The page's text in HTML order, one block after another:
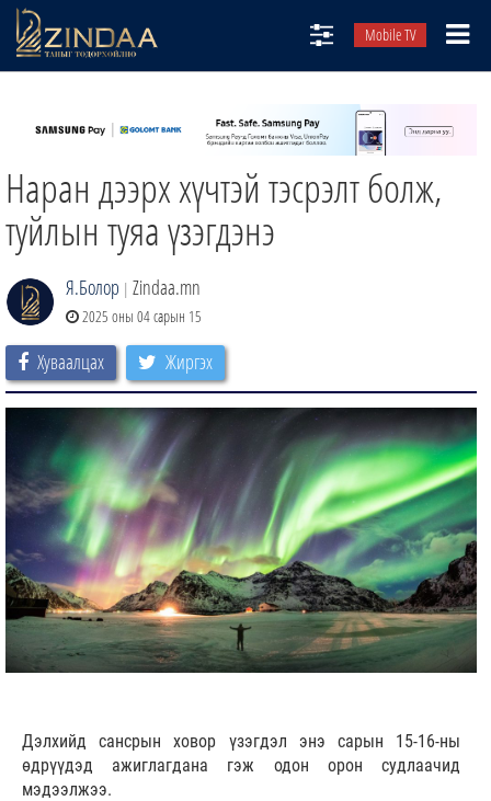
Mobile TV
ТВ8
ӨГЛӨӨНИЙ СОНИН
АУДИО ЗОХИОЛ
ЗИНДАА СЭТГҮҮЛ
Наран дээрх хүчтэй тэсрэлт болж,
туйлын туяа үзэгдэнэ
Я.Болор | Zindaa.mn
2025 оны 04 сарын 15
Хуваалцах Жиргэх
Дэлхийд сансрын ховор үзэгдэл энэ сарын 15-16-ны
өдрүүдэд ажиглагдана гэж одон орон судлаачид
мэдээлжээ.